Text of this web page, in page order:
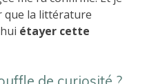
que la littérature
étayer cette